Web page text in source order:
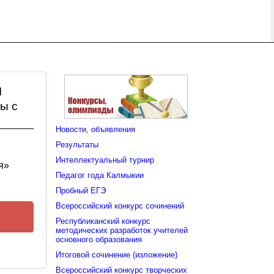
с
Новости, объявления
Результаты
Интеллектуальный турнир
Педагог года Калмыкии
Пробный ЕГЭ
Всероссийский конкурс сочинений
Республиканский конкурс
методических разработок учителей
основного образования
Итоговой сочинение (изложение)
Всероссийский конкурс творческих